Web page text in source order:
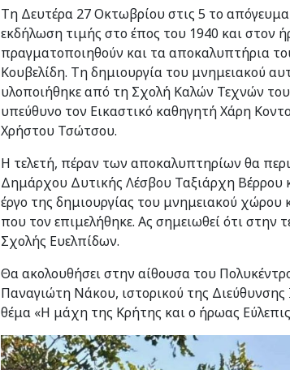
Τη Δευτέρα 27 Οκτωβρίου στις 5 το
εκδήλωση τιμής στο έπος του 1940 και στον
πραγματοποιηθούν και τα αποκαλυπτήρια
Κουβελίδη. Τη δημιουργία του μνημειακού
υλοποιήθηκε από τη Σχολή Καλών Τεχνών
υπεύθυνο τον Εικαστικό καθηγητή Χάρη
Χρήστου Τσώτσου.
Η τελετή, πέραν των αποκαλυπτηρίων θα
Δημάρχου Δυτικής Λέσβου Ταξιάρχη Βέρρου
έργο της δημιουργίας του μνημειακού
που τον επιμελήθηκε. Ας σημειωθεί ότι
Σχολής Ευελπίδων.
Θα ακολουθήσει στην αίθουσα του
Παναγιώτη Νάκου, ιστορικού της Διεύθυνσης
θέμα «Η μάχη της Κρήτης και ο ήρωας Εύλεπις